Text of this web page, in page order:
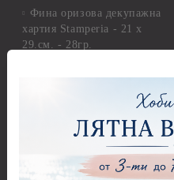
Фина оризова декупажна
хартия Stamperia - 21 х
29.см. - 28гр.
Вакс пасти
Грунд, Основи, Релефни